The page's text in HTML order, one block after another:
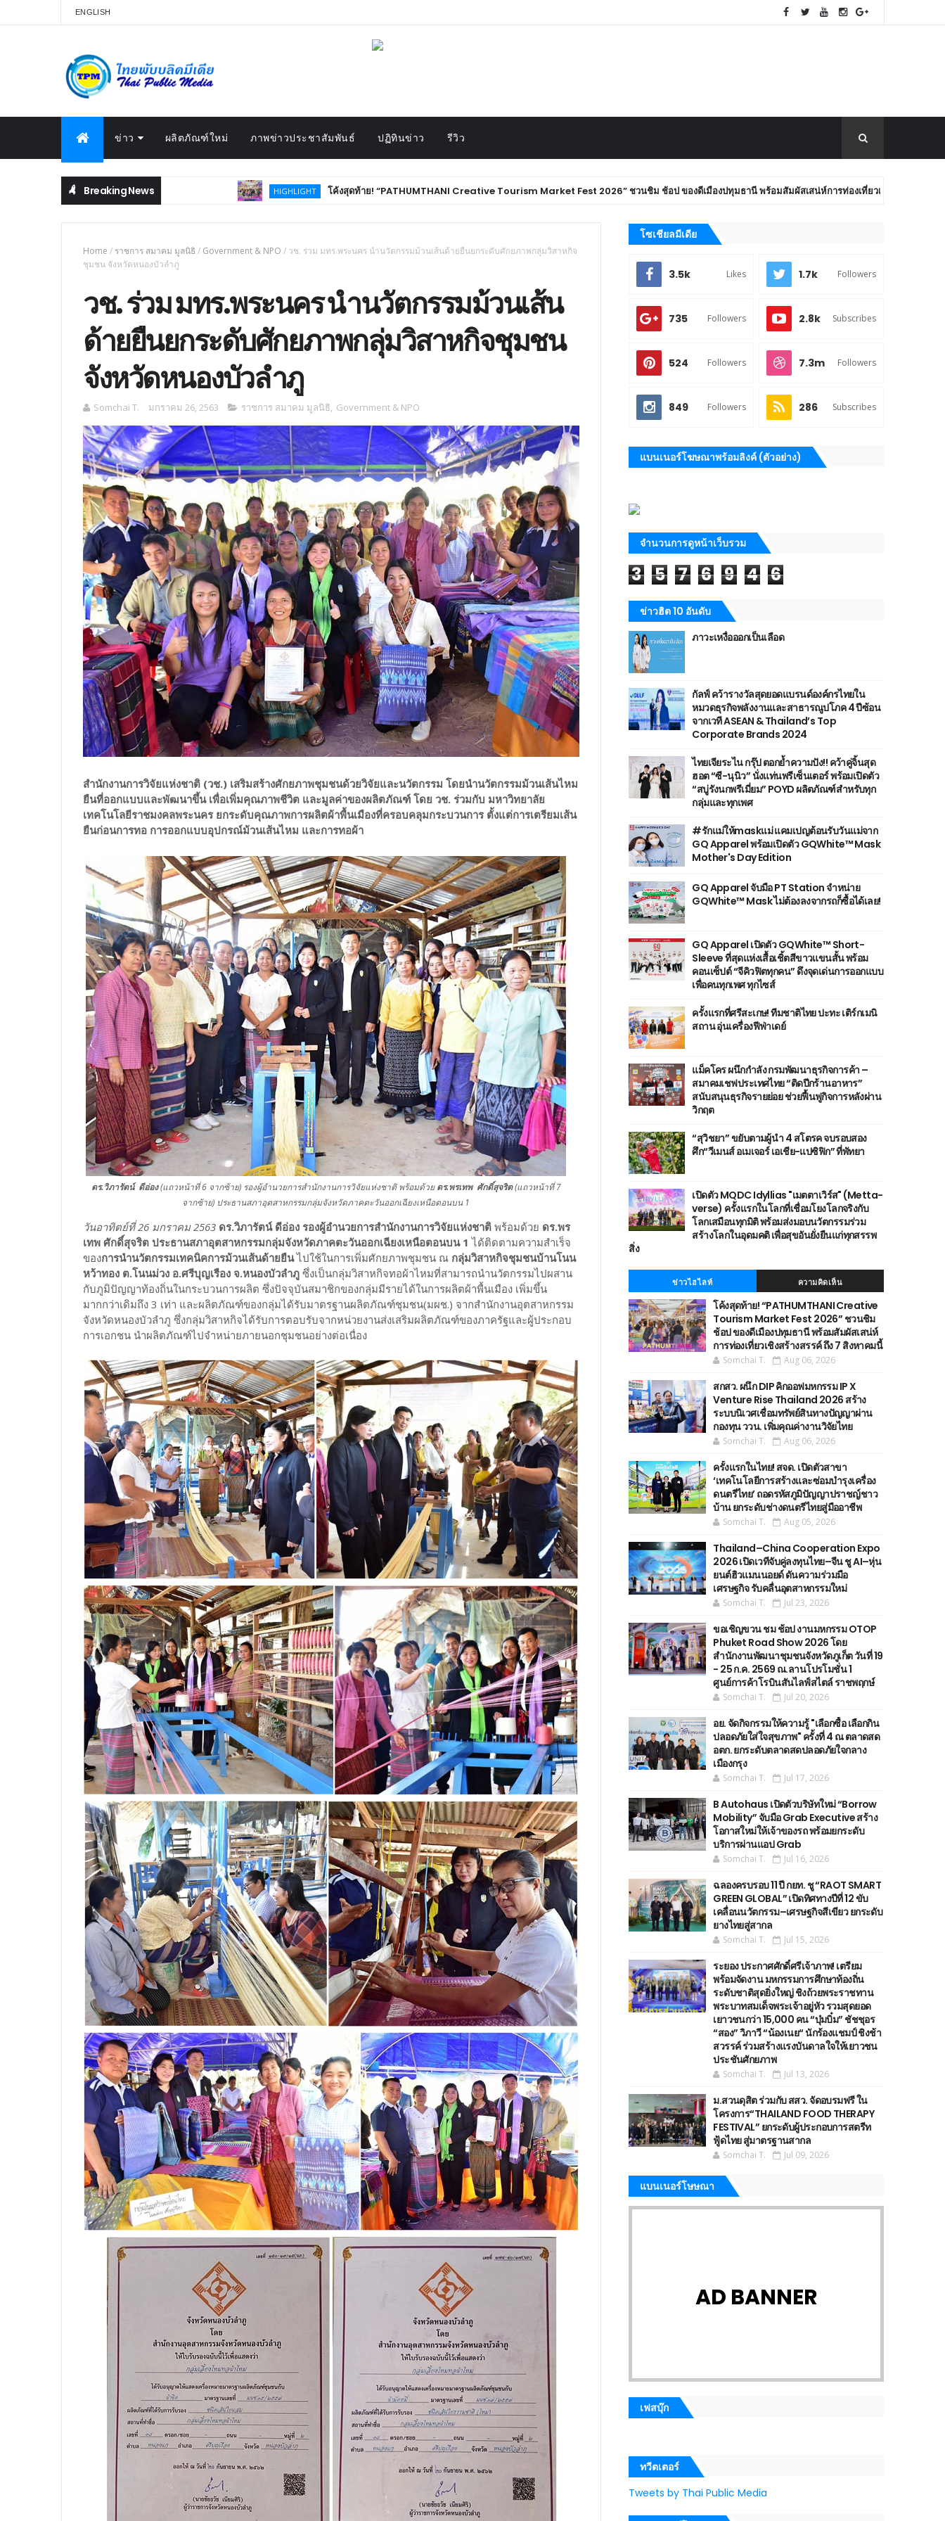
ENGLISH
ข่าว ผลิตภัณฑ์ใหม่ ภาพข่าวประชาสัมพันธ์ ปฏิทินข่าว รีวิว
Breaking News HIGHLIGHT โค้งสุดท้าย! “PATHUMTHANI Creative Tourism Market Fest 2026” ชวนชิม ช้อป ของดีเมืองปทุมธานี พร้อมสัมผัสเสน่ห์การท่องเที่ยวเชิงสร้างสรรค์ ถึง 7 สิงหาคมนี้
Home / ราชการ สมาคม มูลนิธิ / Government & NPO / วช. ร่วม มทร.พระนคร นำนวัตกรรมม้วนเส้นด้ายยืนยกระดับศักยภาพกลุ่มวิสาหกิจ
ชุมชน จังหวัดหนองบัวลำภู
วช. ร่วม มทร.พระนคร นำนวัตกรรมม้วนเส้น
ด้ายยืนยกระดับศักยภาพกลุ่มวิสาหกิจชุมชน
จังหวัดหนองบัวลำภู
Somchai T. มกราคม 26, 2563 ราชการ สมาคม มูลนิธิ, Government & NPO
สำนักงานการวิจัยแห่งชาติ (วช.) เสริมสร้างศักยภาพชุมชนด้วยวิจัยและนวัตกรรม โดยนำนวัตกรรมม้วนเส้นไหม
ยืนที่ออกแบบและพัฒนาขึ้น เพื่อเพิ่มคุณภาพชีวิต และมูลค่าของผลิตภัณฑ์ โดย วช. ร่วมกับ มหาวิทยาลัย
เทคโนโลยีราชมงคลพระนคร ยกระดับคุณภาพการผลิตผ้าพื้นเมืองที่ครอบคลุมกระบวนการ ตั้งแต่การเตรียมเส้น
ยืนก่อนการทอ การออกแบบอุปกรณ์ม้วนเส้นไหม และการทอผ้า
ดร.วิภารัตน์ ดีอ่อง(แถวหน้าที่ 6 จากซ้าย) รองผู้อำนวยการสำนักงานการวิจัยแห่งชาติ พร้อมด้วยดร.พรเทพ ศักดิ์สุจริต(แถวหน้าที่ 7
จากซ้าย) ประธานสภาอุตสาหกรรมกลุ่มจังหวัดภาคตะวันออกเฉียงเหนือตอนบน 1
วันอาทิตย์ที่ 26 มกราคม 2563 ดร.วิภารัตน์ ดีอ่อง รองผู้อำนวยการสำนักงานการวิจัยแห่งชาติ พร้อมด้วย ดร.พร
เทพ ศักดิ์สุจริต ประธานสภาอุตสาหกรรมกลุ่มจังหวัดภาคตะวันออกเฉียงเหนือตอนบน 1 ได้ติดตามความสำเร็จ
ของการนำนวัตกรรมเทคนิคการม้วนเส้นด้ายยืนไปใช้ในการเพิ่มศักยภาพชุมชน ณ กลุ่มวิสาหกิจชุมชนบ้านโนน
หว้าทอง ต.โนนม่วง อ.ศรีบุญเรือง จ.หนองบัวลำภู ซึ่งเป็นกลุ่มวิสาหกิจทอผ้าไหมที่สามารถนำนวัตกรรมไปผสาน
กับภูมิปัญญาท้องถิ่นในกระบวนการผลิต ซึ่งปัจจุบันสมาชิกของกลุ่มมีรายได้ในการผลิตผ้าพื้นเมือง เพิ่มขึ้น
มากกว่าเดิมถึง 3 เท่า และผลิตภัณฑ์ของกลุ่มได้รับมาตรฐานผลิตภัณฑ์ชุมชน(มผช.) จากสำนักงานอุตสาหกรรม
จังหวัดหนองบัวลำภู ซึ่งกลุ่มวิสาหกิจได้รับการตอบรับจากหน่วยงานส่งเสริมผลิตภัณฑ์ของภาครัฐและผู้ประกอบ
การเอกชน นำผลิตภัณฑ์ไปจำหน่ายภายนอกชุมชนอย่างต่อเนื่อง
โซเชียลมีเดีย
3.5k Likes 1.7k Followers
735 Followers 2.8k Subscribes
524 Followers 7.3m Followers
849 Followers 286 Subscribes
แบนเนอร์โฆษณาพร้อมลิงค์ (ตัวอย่าง)
จำนวนการดูหน้าเว็บรวม
3 5 7 6 9 4 6
ข่าวฮิต 10 อันดับ
ภาวะเหงื่อออกเป็นเลือด
กัลฟ์ คว้ารางวัลสุดยอดแบรนด์องค์กรไทยใน
หมวดธุรกิจพลังงานและสาธารณูปโภค 4 ปีซ้อน
จากเวที ASEAN & Thailand’s Top
Corporate Brands 2024
ไทยเจียระไน กรุ๊ป ตอกย้ำความปัง!! คว้าคู่จิ้นสุด
ฮอต “ซี-นุนิว” นั่งแท่นพรีเซ็นเตอร์ พร้อมเปิดตัว
“สบู่รังนกพรีเมี่ยม” POYD ผลิตภัณฑ์สำหรับทุก
กลุ่มและทุกเพศ
#รักแม่ให้maskแม่ แคมเปญต้อนรับวันแม่จาก
GQ Apparel พร้อมเปิดตัว GQWhite™ Mask
Mother's Day Edition
GQ Apparel จับมือ PT Station จำหน่าย
GQWhite™ Mask ไม่ต้องลงจากรถก็ซื้อได้เลย!
GQ Apparel เปิดตัว GQWhite™ Short-
Sleeve ที่สุดแห่งเสื้อเชิ้ตสีขาวแขนสั้น พร้อม
คอนเซ็ปต์ “จีคิวฟิตทุกคน” ดึงจุดเด่นการออกแบบ
เพื่อคนทุกเพศ ทุกไซส์
ครั้งแรกที่ศรีสะเกษ! ทีมชาติไทย ปะทะ เติร์กเมนิ
สถาน อุ่นเครื่องฟีฟ่าเดย์
แม็คโคร ผนึกกำลัง กรมพัฒนาธุรกิจการค้า –
สมาคมเชฟประเทศไทย “ติดปีกร้านอาหาร”
สนับสนุนธุรกิจรายย่อย ช่วยฟื้นฟูกิจการหลังผ่าน
วิกฤต
“สุวิชยา” ขยับตามผู้นำ 4 สโตรค จบรอบสอง
ศึก“วีเมนส์ อเมเจอร์ เอเชีย-แปซิฟิก” ที่พัทยา
เปิดตัว MQDC Idyllias "เมตตาเวิร์ส" (Metta-
verse) ครั้งแรกในโลกที่เชื่อมโยงโลกจริงกับ
โลกเสมือนทุกมิติ พร้อมส่งมอบนวัตกรรมร่วม
สร้างโลกในอุดมคติ เพื่อสุขอันยั่งยืนแก่ทุกสรรพ
สิ่ง
ข่าวไฮไลท์ ความคิดเห็น
โค้งสุดท้าย! “PATHUMTHANI Creative
Tourism Market Fest 2026” ชวนชิม
ช้อป ของดีเมืองปทุมธานี พร้อมสัมผัสเสน่ห์
การท่องเที่ยวเชิงสร้างสรรค์ ถึง 7 สิงหาคมนี้
Somchai T. Aug 06, 2026
สกสว. ผนึก DIP คิกออฟมหกรรม IP X
Venture Rise Thailand 2026 สร้าง
ระบบนิเวศเชื่อมทรัพย์สินทางปัญญาผ่าน
กองทุน ววน. เพิ่มคุณค่างานวิจัยไทย
Somchai T. Aug 06, 2026
ครั้งแรกในไทย! สจด. เปิดตัวสาขา
‘เทคโนโลยีการสร้างและซ่อมบำรุงเครื่อง
ดนตรีไทย’ ​ถอดรหัสภูมิปัญญาปราชญ์ชาว
บ้าน ยกระดับช่างดนตรีไทยสู่มืออาชีพ
Somchai T. Aug 05, 2026
Thailand–China Cooperation Expo
2026 เปิดเวทีจับคู่ลงทุนไทย–จีน ชู AI–หุ่น
ยนต์ฮิวแมนนอยด์ ดันความร่วมมือ
เศรษฐกิจ รับคลื่นอุตสาหกรรมใหม่
Somchai T. Jul 23, 2026
ขอเชิญขวน ชม ช้อป งานมหกรรม OTOP
Phuket Road Show 2026 โดย
สำนักงานพัฒนาชุมชนจังหวัดภูเก็ต วันที่ 19
- 25 ก.ค. 2569 ณ.ลานโปรโมชั่น 1
ศูนย์การค้าโรบินสันไลฟ์สไตล์ ราชพฤกษ์
Somchai T. Jul 20, 2026
อย. จัดกิจกรรมให้ความรู้ "เลือกซื้อ เลือกกิน
ปลอดภัยใส่ใจสุขภาพ" ครั้งที่ 4 ณ ตลาดสด
อตก. ยกระดับตลาดสดปลอดภัยใจกลาง
เมืองกรุง
Somchai T. Jul 17, 2026
B Autohaus เปิดตัวบริษัทใหม่ “Borrow
Mobility” จับมือ Grab Executive สร้าง
โอกาสใหม่ให้เจ้าของรถ พร้อมยกระดับ
บริการผ่านแอป Grab
Somchai T. Jul 16, 2026
ฉลองครบรอบ 11 ปี กยท. ชู “RAOT SMART
GREEN GLOBAL” เปิดทิศทางปีที่ 12 ขับ
เคลื่อนนวัตกรรม–เศรษฐกิจสีเขียว ยกระดับ
ยางไทยสู่สากล
Somchai T. Jul 15, 2026
ระยอง ประกาศศักดิ์ศรีเจ้าภาพ! เตรียม
พร้อมจัดงาน มหกรรมการศึกษาท้องถิ่น
ระดับชาติสุดยิ่งใหญ่ ชิงถ้วยพระราชทาน
พระบาทสมเด็จพระเจ้าอยู่หัว รวมสุดยอด
เยาวชนกว่า 15,000 คน “บุ๋มบิ๋ม” ชัชชุอร
“สอง” วิภาวี “น้องเนย“ นักร้องแชมป์ ชิงช้า
สวรรค์ ร่วมสร้างแรงบันดาลใจให้เยาวชน
ประชันศักยภาพ
Somchai T. Jul 13, 2026
ม.สวนดุสิต ร่วมกับ สสว. จัดอบรมฟรี ใน
โครงการ“THAILAND FOOD THERAPY
FESTIVAL” ยกระดับผู้ประกอบการสตรีท
ฟู้ดไทย สู่มาตรฐานสากล
Somchai T. Jul 09, 2026
แบนเนอร์โษษณา
AD BANNER
เฟสบุ๊ก
ทวีตเตอร์
Tweets by Thai Public Media